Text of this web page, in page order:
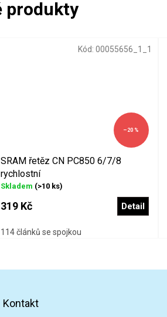
–20 %
SRAM řetěz CN PC850 6/7/8
rychlostní
Skladem (>10 ks)
319 Kč Detail
114 článků se spojkou
Kód: 00055656_1_1
Kontakt